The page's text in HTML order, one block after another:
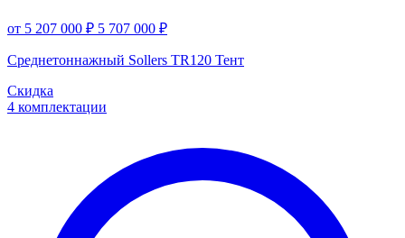
от 5 207 000 ₽ 5 707 000 ₽
Среднетоннажный Sollers TR120 Тент
Скидка
4 комплектации